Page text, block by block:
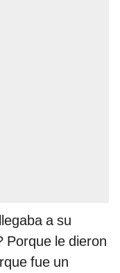
llegaba a su
Porque le dieron
fue un